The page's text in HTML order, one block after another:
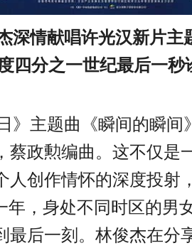
深情献唱许光汉新片主
四分之一世纪最后一
》主题曲《瞬间的瞬间
蔡政勲编曲。这不仅是
人创作情怀的深度投射
年，身处不同时区的男
后一刻。 林俊杰在分